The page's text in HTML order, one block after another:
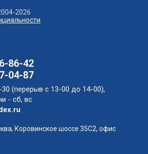
2026
86-42
04-87
(перерыв с 13-00 до 14-00),
- сб, вс
Коровинское шоссе 35С2, офис